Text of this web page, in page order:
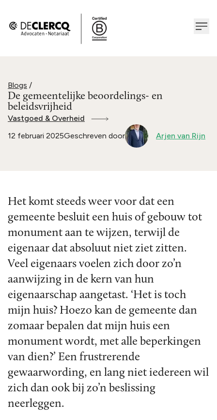
Blogs /
De gemeentelijke beoordelings- en
beleidsvrijheid
Vastgoed & Overheid
12 februari 2025Geschreven door Arjen van Rijn
Het komt steeds weer voor dat een
gemeente besluit een huis of gebouw tot
monument aan te wijzen, terwijl de
eigenaar dat absoluut niet ziet zitten.
Veel eigenaars voelen zich door zo’n
aanwijzing in de kern van hun
eigenaarschap aangetast. ‘Het is toch
mijn huis? Hoezo kan de gemeente dan
zomaar bepalen dat mijn huis een
monument wordt, met alle beperkingen
van dien?’ Een frustrerende
gewaarwording, en lang niet iedereen wil
zich dan ook bij zo’n beslissing
neerleggen.